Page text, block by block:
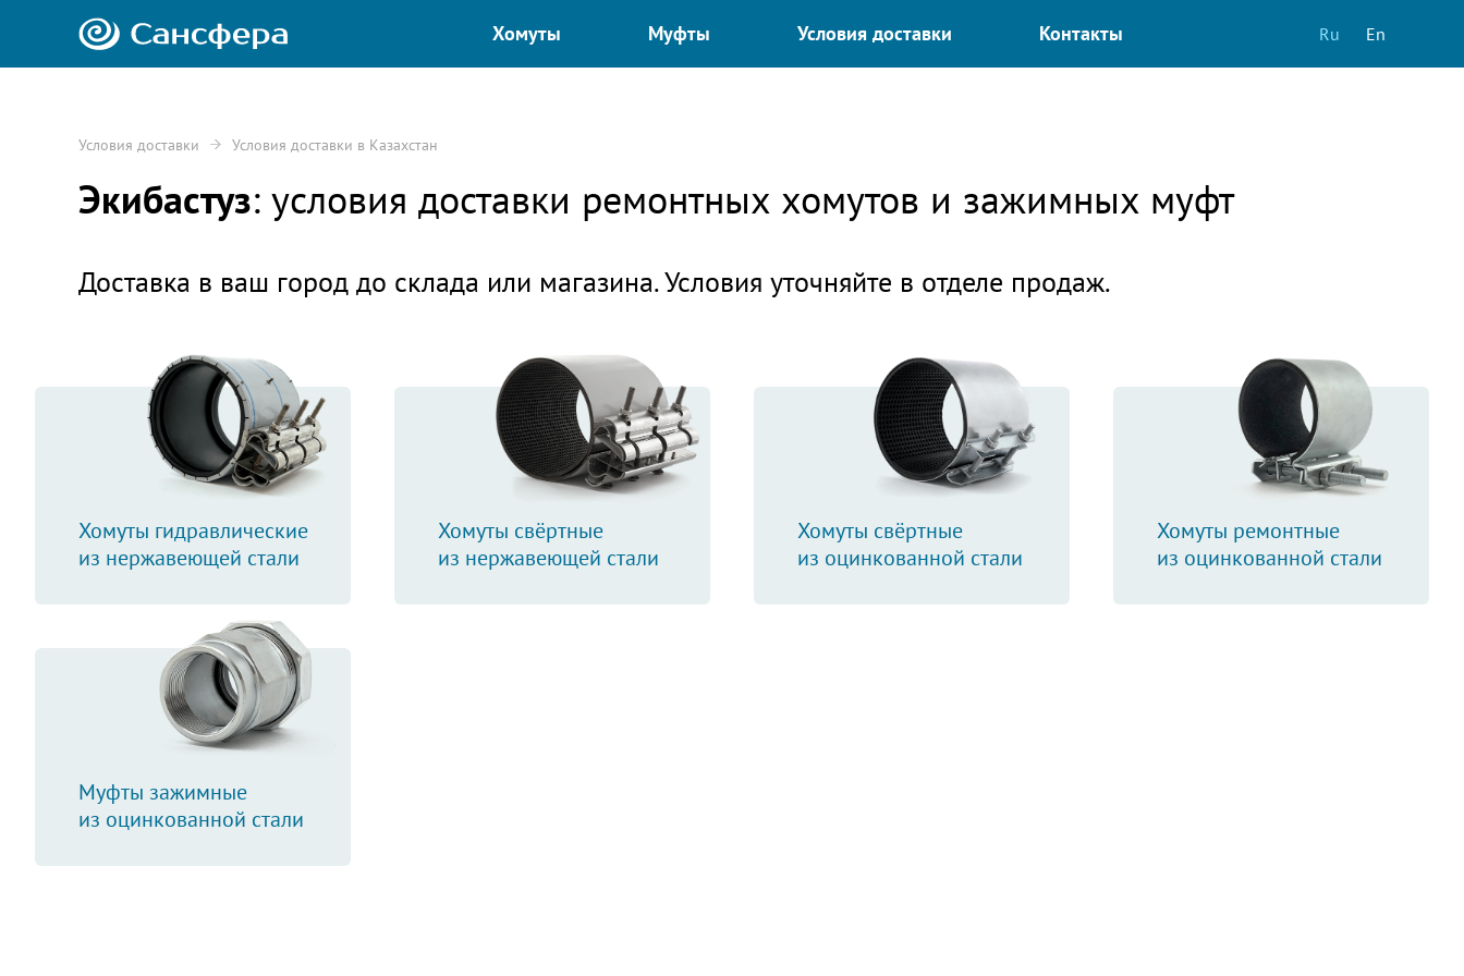
Ru En
Хомуты Муфты Условия доставки Контакты
Условия доставки Условия доставки в Казахстан
Экибастуз: условия доставки ремонтных хомутов и зажимных муфт
Доставка в ваш город до склада или магазина. Условия уточняйте в отделе продаж.
Хомуты гидравлические
из нержавеющей стали
Хомуты свёртные
из нержавеющей стали
Хомуты свёртные
из оцинкованной стали
Хомуты ремонтные
из оцинкованной стали
Муфты зажимные
из оцинкованной стали